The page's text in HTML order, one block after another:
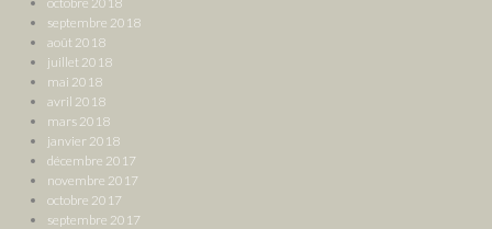
septembre 2018
août 2018
juillet 2018
mai 2018
avril 2018
mars 2018
janvier 2018
décembre 2017
novembre 2017
octobre 2017
septembre 2017